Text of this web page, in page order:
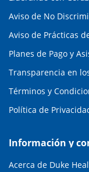
Aviso de No
Aviso de Prácticas
Planes de Pago y
Transparencia en
Términos y
Política de
Información y
Acerca de Duke